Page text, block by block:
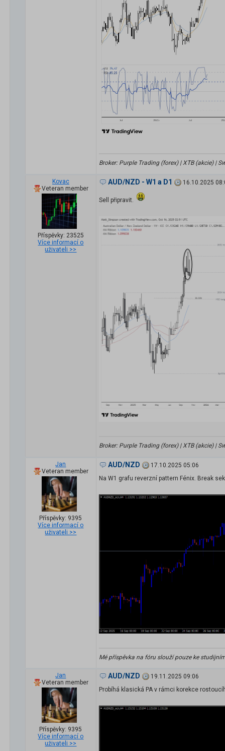
Broker: Purple Trading (forex) | XTB (akcie) |
Kovac
Veteran member
Příspěvky: 23525
Více informací o
uživateli >>
AUD/NZD - W1 a D1 16.10.2025
Sell připravit.
Broker: Purple Trading (forex) | XTB (akcie) |
Jan
Veteran member
Příspěvky: 9395
Více informací o
uživateli >>
AUD/NZD
17.10.2025 05:06
Na W1 grafu reverzní pattern Fénix. Break
Mé příspěvka na fóru slouží pouze ke
Jan
Veteran member
Příspěvky: 9395
Více informací o
uživateli >>
AUD/NZD
19.11.2025 09:06
Probíhá klasická PA v rámci korekce